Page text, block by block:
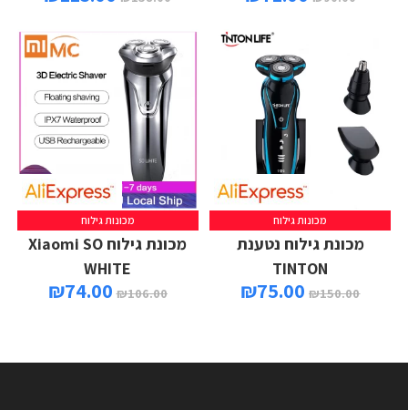
מכונות גילוח
מכונת גילוח נטענת
TINTON
₪150.00
₪75.00
מכונות גילוח
מכונת גילוח Xiaomi SO
WHITE
₪106.00
₪74.00